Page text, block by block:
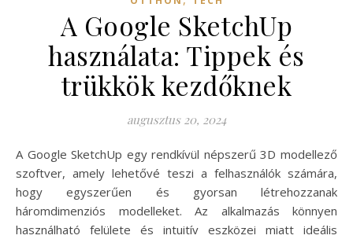
A Google SketchUp
használata: Tippek és
trükkök kezdőknek
augusztus 20, 2024
A Google SketchUp egy rendkívül népszerű 3D modellező
szoftver, amely lehetővé teszi a felhasználók számára,
hogy egyszerűen és gyorsan létrehozzanak
háromdimenziós modelleket. Az alkalmazás könnyen
használható felülete és intuitív eszközei miatt ideális